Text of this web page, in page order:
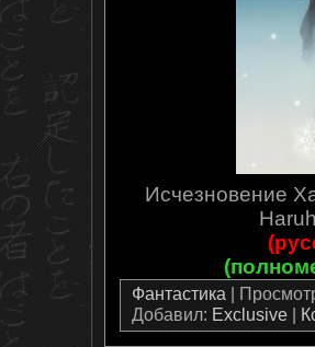
Исчезновение
Фантастика |
Добавил: Exclusive |